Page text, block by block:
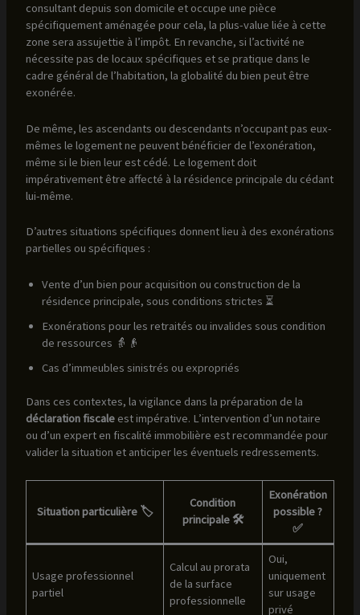
consultant depuis son domicile et occupe une pièce
spécifiquement aménagée pour cela, la plus-value liée à cette
zone sera assujettie à l’impôt. En revanche, si l’activité ne
nécessite pas de locaux spécifiques et se pratique dans le
cadre général de l’habitation, la globalité du bien peut être
exonérée.
De même, les ascendants ou descendants n’occupant pas eux-
mêmes le logement ne peuvent bénéficier de l’exonération,
même si le bien leur est cédé. Le logement doit
impérativement être affecté à la résidence principale du cédant
lui-même.
D’autres situations spécifiques donnent lieu à des exonérations
partielles ou spécifiques :
Vente d’un bien pour acquisition ou construction de la
résidence principale, sous conditions strictes ⏳
Exonérations pour les retraités ou invalides sous condition
de ressources 👵👴
Cas d’immeubles sinistrés ou expropriés
Dans ces contextes, la vigilance dans la préparation de la
déclaration fiscaleest impérative. L’intervention d’un notaire
ou d’un expert en fiscalité immobilière est recommandée pour
valider la situation et anticiper les éventuels redressements.
Situation particulière 🏷️
Condition
principale 🛠️
Exonération
possible ?
✅
Usage professionnel
partiel
Calcul au prorata
de la surface
professionnelle
Oui,
uniquement
sur usage
privé